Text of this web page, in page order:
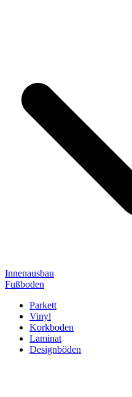
Innenausbau
Fußboden
Parkett
Vinyl
Korkboden
Laminat
Designböden